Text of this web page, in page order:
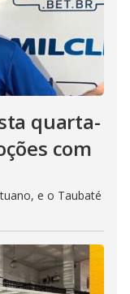
quarta-
com
e o Taubaté